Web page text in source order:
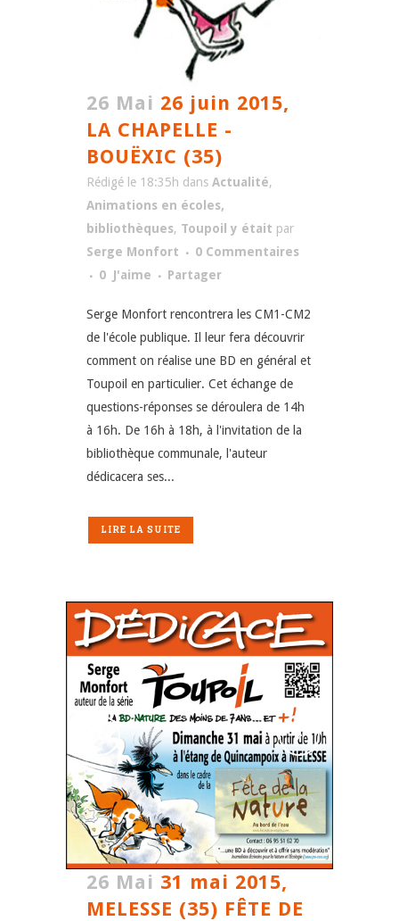
26 Mai 26 juin 2015,
LA CHAPELLE -
BOUËXIC (35)
Rédigé le 18:35h dans Actualité,
Animations en écoles,
bibliothèques, Toupoil y était par
Serge Monfort
0 Commentaires
0 J'aime Partager
Serge Monfort rencontrera les CM1-CM2
de l'école publique. Il leur fera découvrir
comment on réalise une BD en général et
Toupoil en particulier. Cet échange de
questions-réponses se déroulera de 14h
à 16h. De 16h à 18h, à l'invitation de la
bibliothèque communale, l'auteur
dédicacera ses...
LIRE LA SUITE
26 Mai 31 mai 2015,
MELESSE (35) FÊTE DE